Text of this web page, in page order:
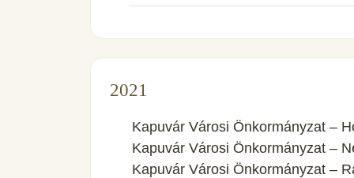
2021
Kapuvár Városi Önkormányzat –
Kapuvár Városi Önkormányzat –
Kapuvár Városi Önkormányzat –